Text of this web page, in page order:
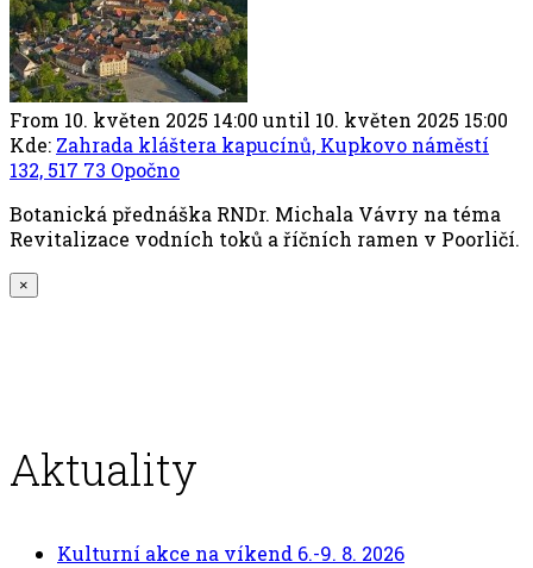
From 10. květen 2025 14:00 until 10. květen 2025 15:00
Kde: Zahrada kláštera kapucínů, Kupkovo náměstí
132, 517 73 Opočno
Botanická přednáška RNDr. Michala Vávry na téma
Revitalizace vodních toků a říčních ramen v Poorličí.
×
Aktuality
Kulturní akce na víkend 6.-9. 8. 2026